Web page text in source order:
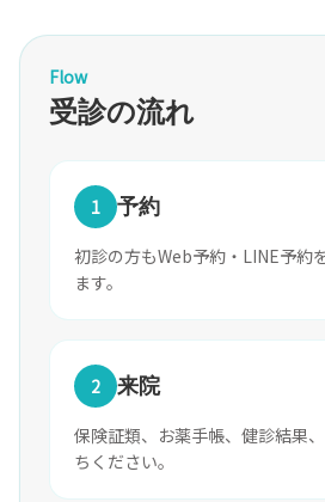
Flow
受診の流れ
1 予約
初診の方もWeb予約・LINE予約
ます。
2 来院
保険証類、お薬手帳、健診結果
ちください。